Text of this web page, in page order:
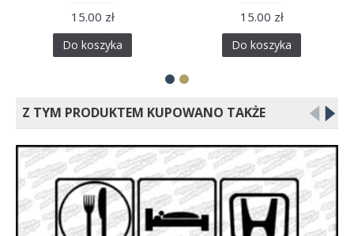
15.00 zł
Do koszyka
15.00 zł
Do koszyka
Z TYM PRODUKTEM KUPOWANO TAKŻE